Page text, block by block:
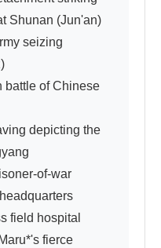
Shunan (Jun'an)
seizing
battle of Chinese
depicting the
of-war
field hospital
fierce